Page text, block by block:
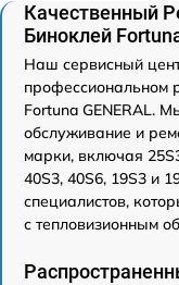
Качественный
Биноклей
Наш сервисный
профессиональном
Fortuna GENERAL.
обслуживание и
марки, включая
40S3, 40S6, 19S3 и
специалистов,
с тепловизионным